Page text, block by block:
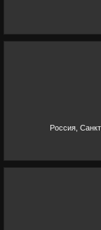
Россия,